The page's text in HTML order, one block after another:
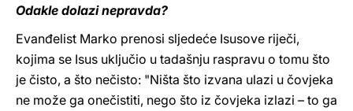
Odakle dolazi nepravda?
Evanđelist Marko prenosi sljedeće Isusove riječi,
kojima se Isus uključio u tadašnju raspravu o tomu što
je čisto, a što nečisto: "Ništa što izvana ulazi u čovjeka
ne može ga onečistiti, nego što iz čovjeka izlazi – to ga